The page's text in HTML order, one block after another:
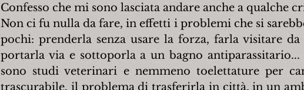
Confesso che mi sono lasciata andare anche a qualche
Non ci fu nulla da fare, in effetti i problemi che si
pochi: prenderla senza usare la forza, farla visitare
portarla via e sottoporla a un bagno
sono studi veterinari e nemmeno toelettature per
trascurabile, il problema di trasferirla in città, in un